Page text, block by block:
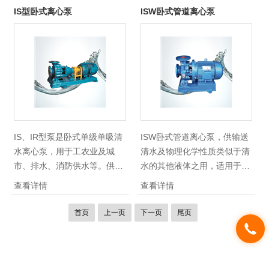
IS型卧式离心泵
IS、IR型泵是卧式单级单吸清
水离心泵，用于工农业及城
市、排水、消防供水等。供吸
送清水及物理化学性质类似水
不含固体颗粒的液体。它适用
于工农业及城市、排水、消防
查看详情
ISW卧式管道离心泵
ISW卧式管道离心泵，供输送
清水及物理化学性质类似于清
水的其他液体之用，适用于工
业和城市给排水，高层建筑增
压送水，园林喷灌，消防增
压，远距离输送，暖通制冷循
环、浴室等冷暖水循环增压及
查看详情
首页 上一页 下一页 尾页